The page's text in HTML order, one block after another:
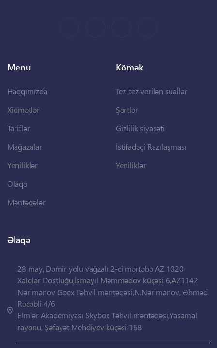
Menu
Haqqımızda
Xidmətlər
Tariflər
Mağazalar
Yeniliklər
Əlaqə
Məntəqələr
Kömək
Tez-tez verilən suallar
Şərtlər
Gizlilik siyasəti
İstifadəçi Razılaşması
Yeniliklər
Əlaqə
28 may, Dəmir yolu vağzalı 2-ci mərtəbə AZ 1020
Xalqlar Dostluğu,İsmayıl Məmmədov küçəsi 6,AZ1142
Nərimanov Goex Təhvil məntəqəsi,N.Nərimanov, Əhməd
Rəcəbli 4/6
Elmlər Akademiyası Skybox Təhvil məntəqəsi,Yasamal
rayonu, Şəfayət Mehdiyev küçəsi 16B